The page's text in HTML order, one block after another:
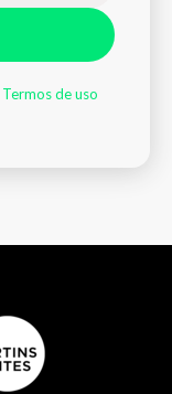
Termos de uso